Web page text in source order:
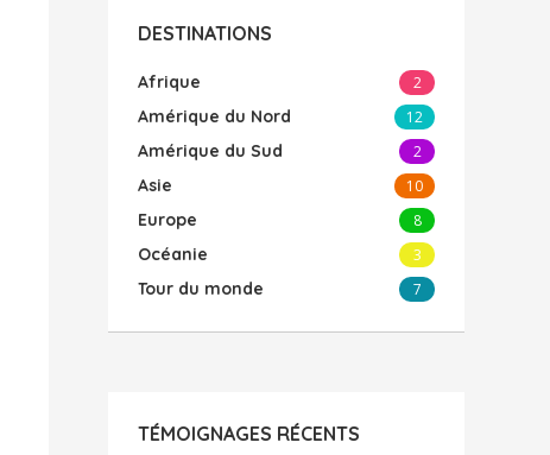
DESTINATIONS
Afrique 2
Amérique du Nord 12
Amérique du Sud 2
Asie 10
Europe 8
Océanie 3
Tour du monde 7
TÉMOIGNAGES RÉCENTS